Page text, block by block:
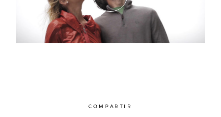
COMPARTIR
CONTACTO